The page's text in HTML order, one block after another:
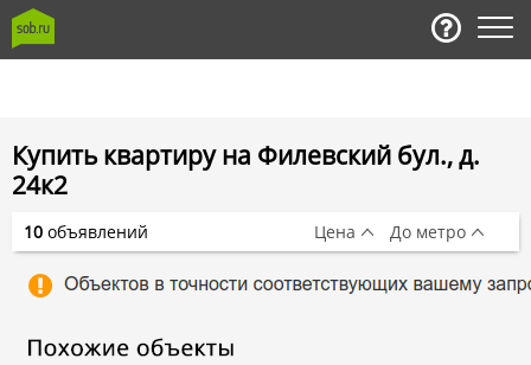
Купить квартиру на Филевский бул., д.
24к2
10 объявлений Цена До метро